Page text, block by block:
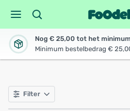
Nog € 25,00 tot het
Minimum bestelbedrag €
Filter